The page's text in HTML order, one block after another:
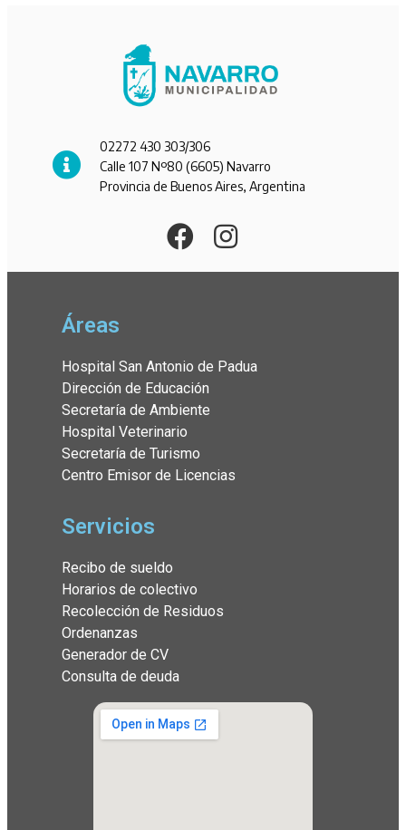
02272 430 303/306
Calle 107 Nº80 (6605) Navarro
Provincia de Buenos Aires, Argentina
Áreas
Hospital San Antonio de Padua
Dirección de Educación
Secretaría de Ambiente
Hospital Veterinario
Secretaría de Turismo
Centro Emisor de Licencias
Servicios
Recibo de sueldo
Horarios de colectivo
Recolección de Residuos
Ordenanzas
Generador de CV
Consulta de deuda